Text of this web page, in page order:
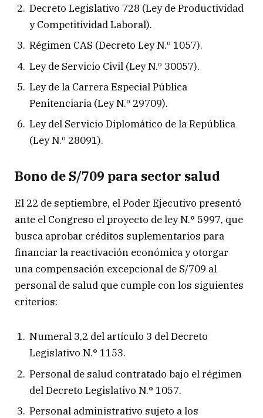
Decreto Legislativo 728 (Ley de Productividad
y Competitividad Laboral).
Régimen CAS (Decreto Ley N.º 1057).
Ley de Servicio Civil (Ley N.º 30057).
Ley de la Carrera Especial Pública
Penitenciaria (Ley N.º 29709).
Ley del Servicio Diplomático de la República
(Ley N.º 28091).
Bono de S/709 para sector salud
El 22 de septiembre, el Poder Ejecutivo presentó
ante el Congreso el proyecto de ley N.° 5997, que
busca aprobar créditos suplementarios para
financiar la reactivación económica y otorgar
una compensación excepcional de S/709 al
personal de salud que cumple con los siguientes
criterios:
Numeral 3,2 del artículo 3 del Decreto
Legislativo N.° 1153.
Personal de salud contratado bajo el régimen
del Decreto Legislativo N.° 1057.
Personal administrativo sujeto a los